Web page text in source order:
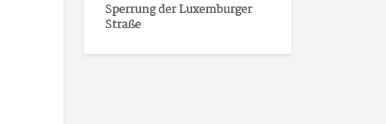
Sperrung der Luxemburger
Straße